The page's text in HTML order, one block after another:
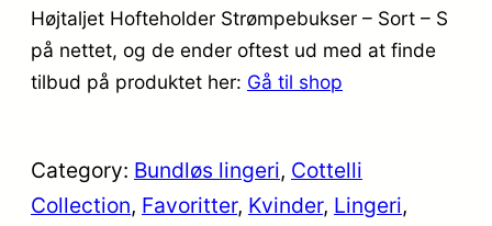
Højtaljet Hofteholder Strømpebukser – Sort – S
på nettet, og de ender oftest ud med at finde
tilbud på produktet her: Gå til shop
Category: Bundløs lingeri, Cottelli
Collection, Favoritter, Kvinder, Lingeri